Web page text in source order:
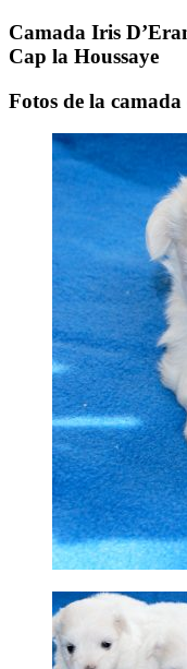
Camada Iris
Cap la Houssaye
Fotos de la camada